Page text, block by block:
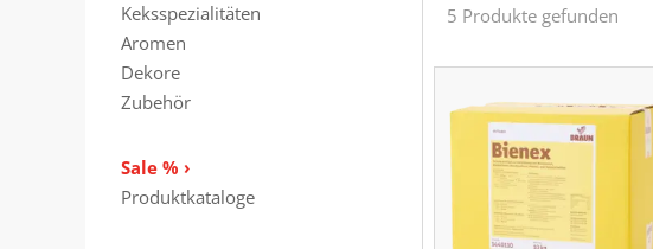
Keksspezialitäten
Aromen
Dekore
Zubehör
Sale % ›
Produktkataloge
5 Produkte gefunden